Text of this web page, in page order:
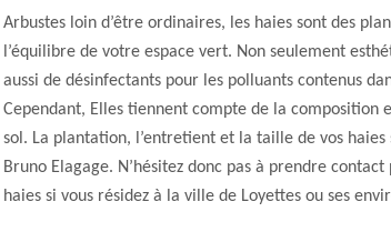
Arbustes loin d’être ordinaires, les haies sont des
l’équilibre de votre espace vert. Non seulement
aussi de désinfectants pour les polluants contenus
Cependant, Elles tiennent compte de la composition
sol. La plantation, l’entretient et la taille de vos
Bruno Elagage. N’hésitez donc pas à prendre
haies si vous résidez à la ville de Loyettes ou ses